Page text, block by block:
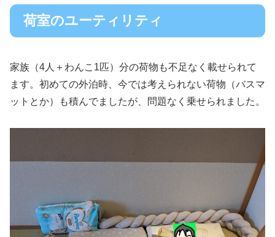
荷室のユーティリティ
家族（4人＋わんこ1匹）分の荷物も不足なく載せられて
ます。初めての外泊時、今では考えられない荷物（バスマ
ットとか）も積んでましたが、問題なく乗せられました。